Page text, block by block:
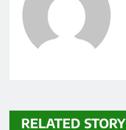
RELATED STORY